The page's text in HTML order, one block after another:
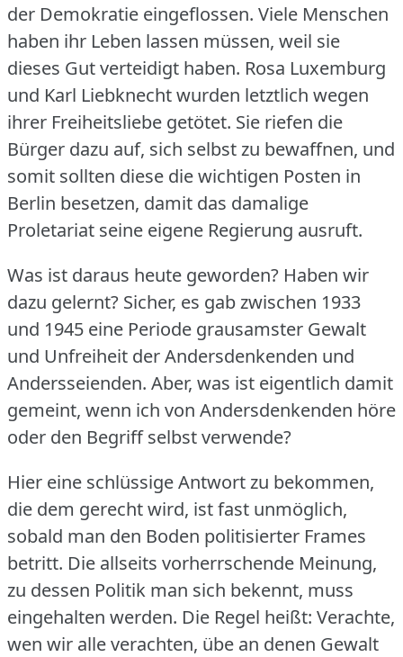
der Demokratie eingeflossen. Viele Menschen
haben ihr Leben lassen müssen, weil sie
dieses Gut verteidigt haben. Rosa Luxemburg
und Karl Liebknecht wurden letztlich wegen
ihrer Freiheitsliebe getötet. Sie riefen die
Bürger dazu auf, sich selbst zu bewaffnen, und
somit sollten diese die wichtigen Posten in
Berlin besetzen, damit das damalige
Proletariat seine eigene Regierung ausruft.
Was ist daraus heute geworden? Haben wir
dazu gelernt? Sicher, es gab zwischen 1933
und 1945 eine Periode grausamster Gewalt
und Unfreiheit der Andersdenkenden und
Andersseienden. Aber, was ist eigentlich damit
gemeint, wenn ich von Andersdenkenden höre
oder den Begriff selbst verwende?
Hier eine schlüssige Antwort zu bekommen,
die dem gerecht wird, ist fast unmöglich,
sobald man den Boden politisierter Frames
betritt. Die allseits vorherrschende Meinung,
zu dessen Politik man sich bekennt, muss
eingehalten werden. Die Regel heißt: Verachte,
wen wir alle verachten, übe an denen Gewalt